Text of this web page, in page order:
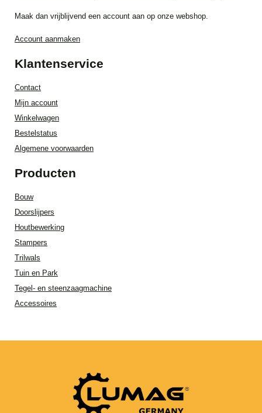
Maak dan vrijblijvend een account aan op onze webshop.
Account aanmaken
Klantenservice
Contact
Mijn account
Winkelwagen
Bestelstatus
Algemene voorwaarden
Producten
Bouw
Doorslijpers
Houtbewerking
Stampers
Trilwals
Tuin en Park
Tegel- en steenzaagmachine
Accessoires